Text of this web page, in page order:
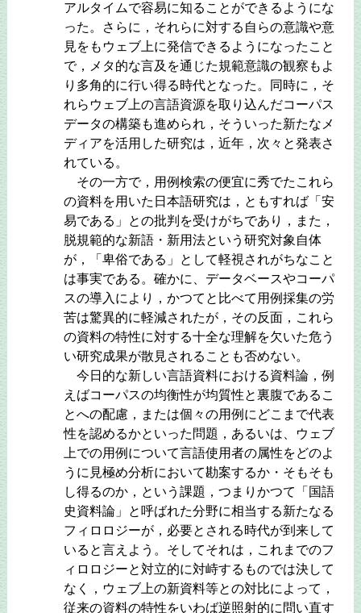
アルタイムで容易に知ることができるようにな
った。さらに，それらに対する自らの意識や意
見をもウェブ上に発信できるようになったこと
で，メタ的な言及を通じた規範意識の観察もよ
り多角的に行い得る時代となった。同時に，そ
れらウェブ上の言語資源を取り込んだコーパス
データの構築も進められ，そういった新たなメ
ディアを活用した研究は，近年，次々と発表さ
れている。
その一方で，用例検索の便宜に秀でたこれら
の資料を用いた日本語研究は，ともすれば「安
易である」との批判を受けがちであり，また，
脱規範的な新語・新用法という研究対象自体
が，「卑俗である」として軽視されがちなこと
は事実である。確かに、データベースやコーパ
スの導入により，かつてと比べて用例採集の労
苦は驚異的に軽減されたが，その反面，これら
の資料の特性に対する十全な理解を欠いた危う
い研究成果が散見されることも否めない。
今日的な新しい言語資料における資料論，例
えばコーパスの均衡性が均質性と裏腹であるこ
とへの配慮，または個々の用例にどこまで代表
性を認めるかといった問題，あるいは、ウェブ
上での用例について言語使用者の属性をどのよ
うに見極め分析において勘案するか・そもそも
し得るのか，という課題，つまりかつて「国語
史資料論」と呼ばれた分野に相当する新たなる
フィロロジーが，必要とされる時代が到来して
いると言えよう。そしてそれは，これまでのフ
ィロロジーと対立的に対峙するものでは決して
なく，ウェブ上の新資料等との対比によって，
従来の資料の特性をいわば逆照射的に問い直す